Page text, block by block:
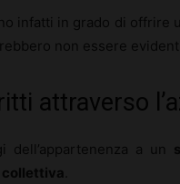
infatti in grado di
non essere
attraverso
dell’appartenenza a un
collettiva